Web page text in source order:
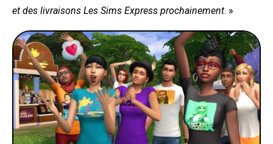
et des livraisons Les Sims Express prochainement. »